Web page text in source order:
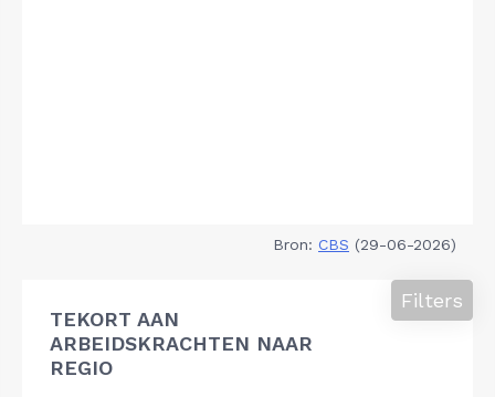
Bron: CBS (29-06-2026)
TEKORT AAN
ARBEIDSKRACHTEN NAAR
REGIO
Filters